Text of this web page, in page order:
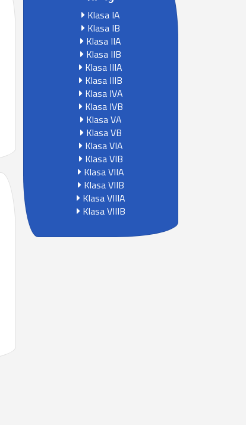
Klasa IA
Klasa IB
Klasa IIA
Klasa IIB
Klasa IIIA
Klasa IIIB
Klasa IVA
Klasa IVB
Klasa VA
Klasa VB
Klasa VIA
Klasa VIB
Klasa VIIA
Klasa VIIB
Klasa VIIIA
Klasa VIIIB